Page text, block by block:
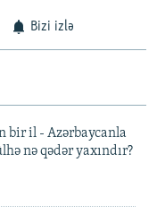
Bizi izlə
bir il - Azərbaycanla
nə qədər yaxındır?